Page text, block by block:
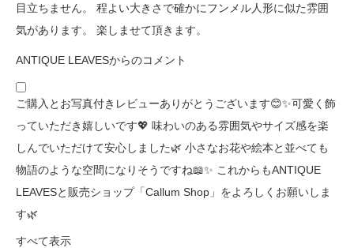
目立ちません。 程よい大きさで確かにフンメル人形に似た雰囲
気があります。 楽しませて頂きます。
ANTIQUE LEAVESからのコメント
ご購入とお写真付きレビューありがとうございます😊✨可愛く飾
っていただき嬉しいです💖 味わいのある雰囲気やサイズ感を楽
しんでいただけて安心しました🌿 小さなお花や絵本と並べても
物語のような空間になりそうですね📖✨ これからもANTIQUE
LEAVESと販売ショップ「Callum Shop」をよろしくお願いしま
す🌿
すべて表示